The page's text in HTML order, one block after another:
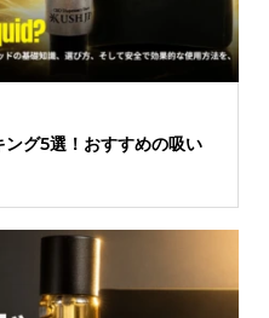
グ5選！おすすめの吸い